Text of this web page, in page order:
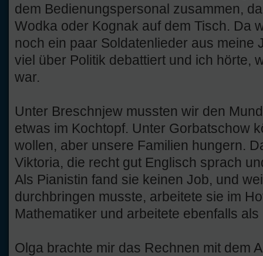
dem Bedienungspersonal zusammen,
Wodka oder Kognak auf dem Tisch. Da
noch ein paar Soldatenlieder aus meine
viel über Politik debattiert und ich hörte,
war.
Unter Breschnjew mussten wir den
etwas im Kochtopf. Unter Gorbatschow
wollen, aber unsere Familien hungern.
Viktoria, die recht gut Englisch sprach
Als Pianistin fand sie keinen Job, und
durchbringen musste, arbeitete sie im
Mathematiker und arbeitete ebenfalls als
Olga brachte mir das Rechnen mit dem